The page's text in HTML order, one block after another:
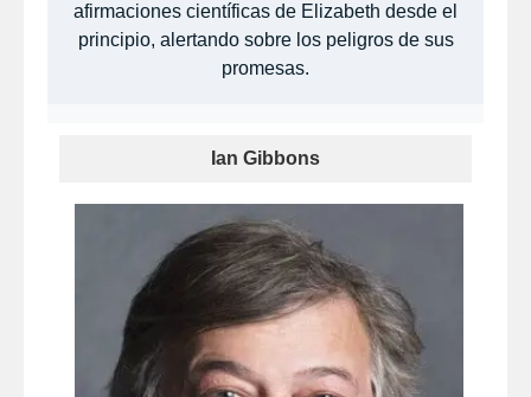
afirmaciones científicas de Elizabeth desde el
principio, alertando sobre los peligros de sus
promesas.
Ian Gibbons